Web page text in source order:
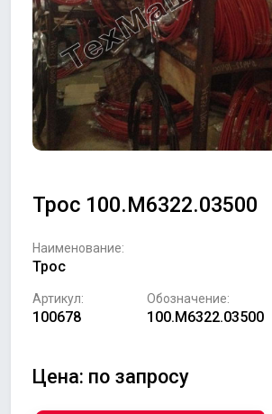
Трос 100.М6322.03500
Наименование:
Трос
Артикул:
100678
Обозначение:
100.М6322.03500
Цена: по запросу